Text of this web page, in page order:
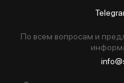
По всем вопросам и